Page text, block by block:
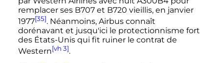
remplacer ses B707 et B720 vieillis, en janvier
1977[35]. Néanmoins, Airbus connaît
dorénavant et jusqu'ici le protectionnisme fort
des États-Unis qui fit ruiner le contrat de
Western[vh 3].